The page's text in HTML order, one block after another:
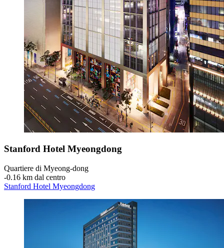
Stanford Hotel Myeongdong
Quartiere di Myeong-dong
‐0.16 km dal centro
Stanford Hotel Myeongdong